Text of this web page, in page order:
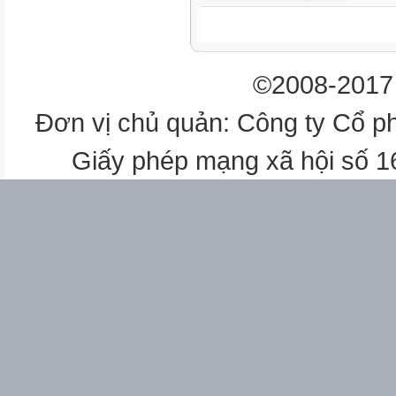
©2008-
Đơn vị chủ quản: Công ty Cổ
Giấy phép mạng xã hội số